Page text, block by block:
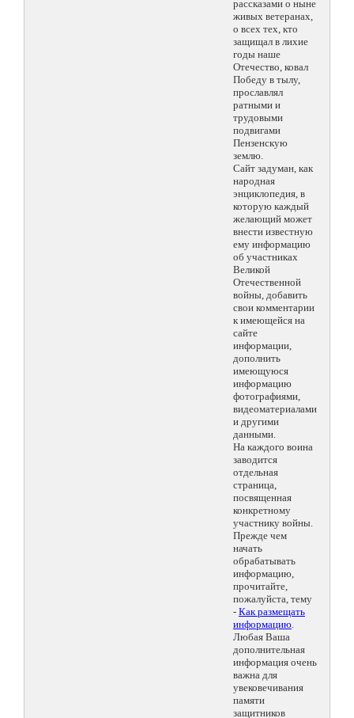
рассказами о ныне
живых ветеранах,
о всех тех, кто
защищал в лихие
годы наше
Отечество, ковал
Победу в тылу,
прославлял
ратными и
трудовыми
подвигами
Пензенскую
землю.
Сайт задуман, как
народная
энциклопедия, в
которую каждый
желающий может
внести известную
ему информацию
об участниках
Великой
Отечественной
войны, добавить
свои комментарии
к имеющейся на
сайте
информации,
дополнить
имеющуюся
информацию
фотографиями,
видеоматериалами
и другими
данными.
На каждого воина
заводится
отдельная
страница,
посвященная
конкретному
участнику войны.
Прежде чем
начать
обрабатывать
информацию,
прочитайте,
пожалуйста, тему
- Как размещать
информацию.
Любая Ваша
дополнительная
информация очень
важна для
увековечивания
памяти
защитников